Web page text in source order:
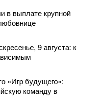
в выплате крупной
9 августа: к
«Игр будущего»:
команду в